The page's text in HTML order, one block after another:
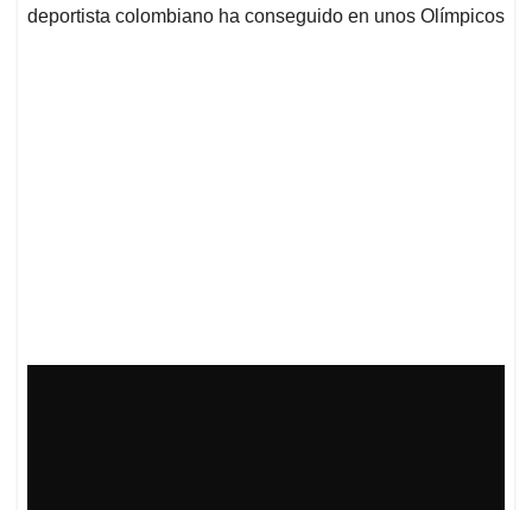
deportista colombiano ha conseguido en unos Olímpicos